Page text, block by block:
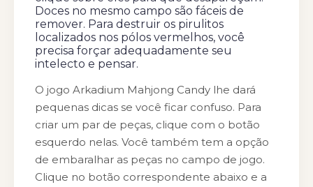
Doces no mesmo campo são fáceis de
remover. Para destruir os pirulitos
localizados nos pólos vermelhos, você
precisa forçar adequadamente seu
intelecto e pensar.
O jogo Arkadium Mahjong Candy lhe dará
pequenas dicas se você ficar confuso. Para
criar um par de peças, clique com o botão
esquerdo nelas. Você também tem a opção
de embaralhar as peças no campo de jogo.
Clique no botão correspondente abaixo e a